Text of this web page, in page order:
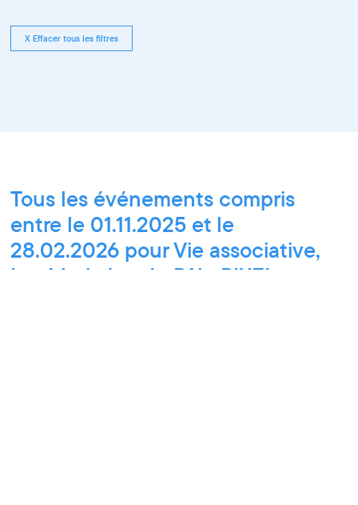
X Effacer tous les filtres
Tous les événements compris
entre le 01.11.2025 et le
28.02.2026 pour Vie associative,
Les Matinées du Pôle PIXEL,